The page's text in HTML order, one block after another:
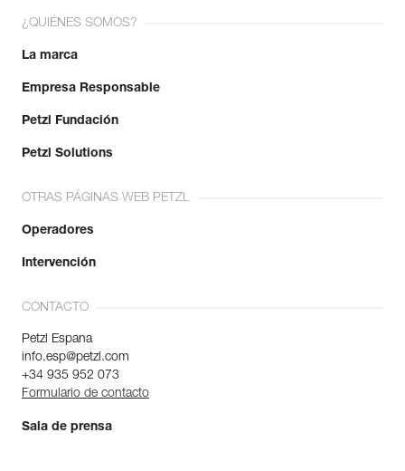
¿QUIÉNES SOMOS?
La marca
Empresa Responsable
Petzl Fundación
Petzl Solutions
OTRAS PÁGINAS WEB PETZL
Operadores
Intervención
CONTACTO
Petzl Espana
info.esp@petzl.com
+34 935 952 073
Formulario de contacto
Sala de prensa